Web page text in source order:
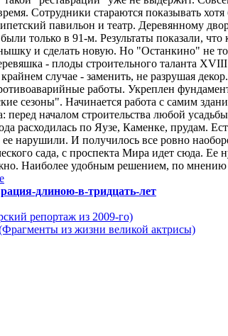
Сотрудники стараются показывать хотя
павильон и театр. Деревянному
только в 91-м. Результаты показали, что
и сделать новую. Но "Останкино" не
- плоды строительного таланта
случае - заменить, не разрушая
работы. Укреплен
сезоны". Начинается работа с самим
перед началом строительства любой
расходилась по Яузе, Каменке, прудам.
нарушили. И получилось все ровно
сада, с проспекта Мира идет сюда. Ее
Наиболее удобным решением, по
длиною-в-тридцать-лет
репортаж из 2009-го)
из жизни великой актрисы)